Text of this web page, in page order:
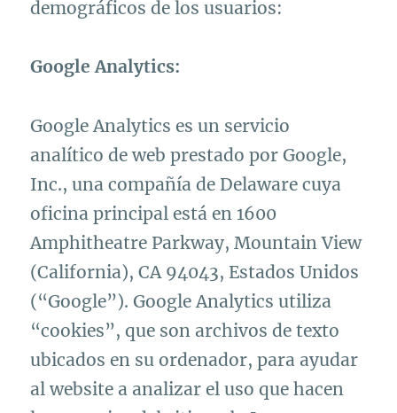
demográficos de los usuarios:
Google Analytics:
Google Analytics es un servicio
analítico de web prestado por Google,
Inc., una compañía de Delaware cuya
oficina principal está en 1600
Amphitheatre Parkway, Mountain View
(California), CA 94043, Estados Unidos
(“Google”). Google Analytics utiliza
“cookies”, que son archivos de texto
ubicados en su ordenador, para ayudar
al website a analizar el uso que hacen